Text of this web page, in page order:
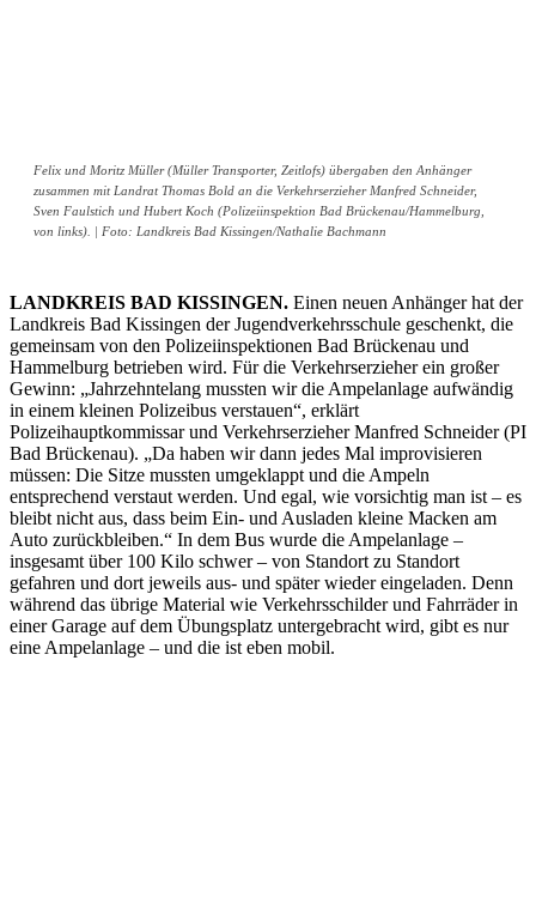
Felix und Moritz Müller (Müller Transporter, Zeitlofs) übergaben den Anhänger
zusammen mit Landrat Thomas Bold an die Verkehrserzieher Manfred Schneider,
Sven Faulstich und Hubert Koch (Polizeiinspektion Bad Brückenau/Hammelburg,
von links). | Foto: Landkreis Bad Kissingen/Nathalie Bachmann
LANDKREIS BAD KISSINGEN. Einen neuen Anhänger hat der
Landkreis Bad Kissingen der Jugendverkehrsschule geschenkt, die
gemeinsam von den Polizeiinspektionen Bad Brückenau und
Hammelburg betrieben wird. Für die Verkehrserzieher ein großer
Gewinn: „Jahrzehntelang mussten wir die Ampelanlage aufwändig
in einem kleinen Polizeibus verstauen“, erklärt
Polizeihauptkommissar und Verkehrserzieher Manfred Schneider (PI
Bad Brückenau). „Da haben wir dann jedes Mal improvisieren
müssen: Die Sitze mussten umgeklappt und die Ampeln
entsprechend verstaut werden. Und egal, wie vorsichtig man ist – es
bleibt nicht aus, dass beim Ein- und Ausladen kleine Macken am
Auto zurückbleiben.“ In dem Bus wurde die Ampelanlage –
insgesamt über 100 Kilo schwer – von Standort zu Standort
gefahren und dort jeweils aus- und später wieder eingeladen. Denn
während das übrige Material wie Verkehrsschilder und Fahrräder in
einer Garage auf dem Übungsplatz untergebracht wird, gibt es nur
eine Ampelanlage – und die ist eben mobil.